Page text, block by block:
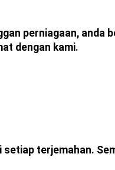
perniagaan, anda
dengan kami.
terjemahan.